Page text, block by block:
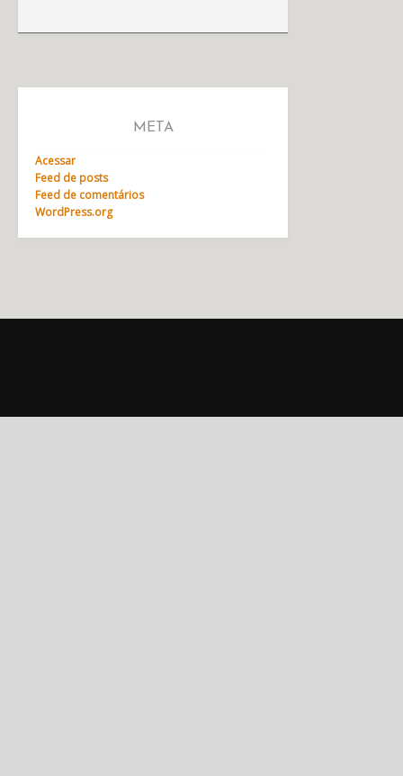
META
Acessar
Feed de posts
Feed de comentários
WordPress.org